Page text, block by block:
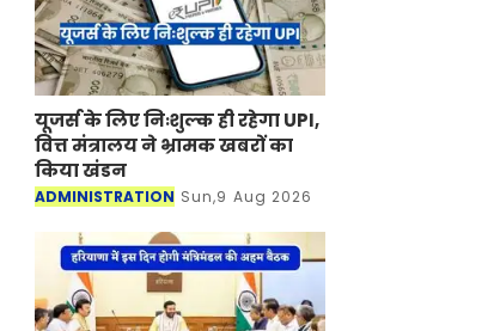
यूजर्स के लिए निःशुल्क ही रहेगा UPI,
वित्त मंत्रालय ने भ्रामक खबरों का
किया खंडन
ADMINISTRATION Sun,9 Aug 2026